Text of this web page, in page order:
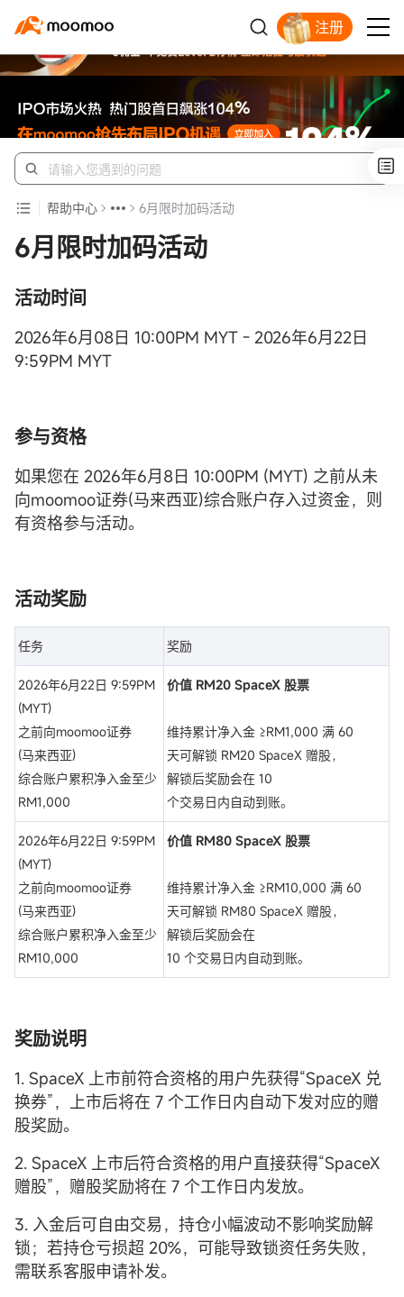
注册
帮助中心 6月限时加码活动
6月限时加码活动
活动时间
2026年6月08日 10:00PM MYT - 2026年6月22日
9:59PM MYT
参与资格
如果您在 2026年6月8日 10:00PM (MYT) 之前从未
向moomoo证券(马来西亚)综合账户存入过资金，则
有资格参与活动。
活动奖励
任务 奖励
2026年6月22日 9:59PM
(MYT)
之前向moomoo证券
(马来西亚)
综合账户累积净入金至少
RM1,000
价值 RM20 SpaceX 股票
维持累计净入金 ≥RM1,000 满 60
天可解锁 RM20 SpaceX 赠股，
解锁后奖励会在 10
个交易日内自动到账。
2026年6月22日 9:59PM
(MYT)
之前向moomoo证券
(马来西亚)
综合账户累积净入金至少
RM10,000
价值 RM80 SpaceX 股票
维持累计净入金 ≥RM10,000 满 60
天可解锁 RM80 SpaceX 赠股，
解锁后奖励会在
10 个交易日内自动到账。
奖励说明
1. SpaceX 上市前符合资格的用户先获得“SpaceX 兑
换券”，上市后将在 7 个工作日内自动下发对应的赠
股奖励。
2. SpaceX 上市后符合资格的用户直接获得“SpaceX
赠股”，赠股奖励将在 7 个工作日内发放。
3. 入金后可自由交易，持仓小幅波动不影响奖励解
锁；若持仓亏损超 20%，可能导致锁资任务失败，
需联系客服申请补发。